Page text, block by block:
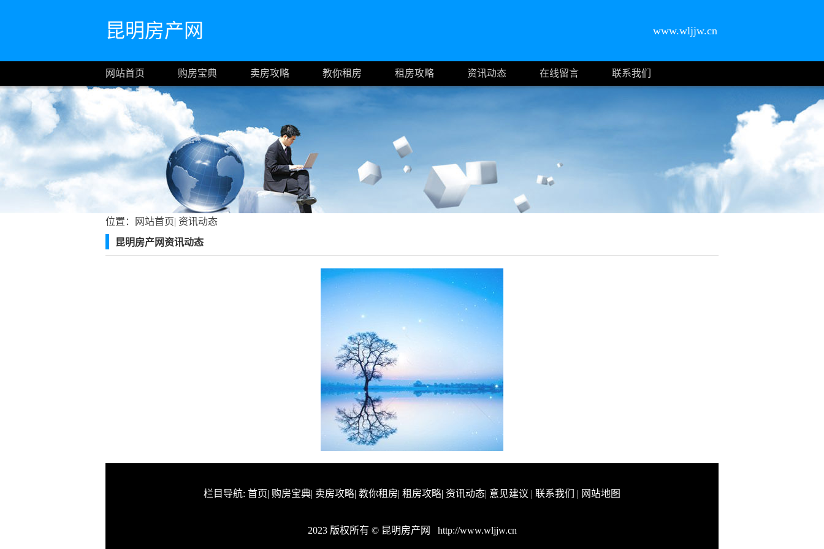
昆明房产网 www.wljjw.cn
网站首页 购房宝典 卖房攻略 教你租房 租房攻略 资讯动态 在线留言 联系我们
位置： 网站首页| 资讯动态
昆明房产网资讯动态
栏目导航: 首页| 购房宝典| 卖房攻略| 教你租房| 租房攻略| 资讯动态| 意见建议 | 联系我们 | 网站地图
2023 版权所有 © 昆明房产网 http://www.wljjw.cn